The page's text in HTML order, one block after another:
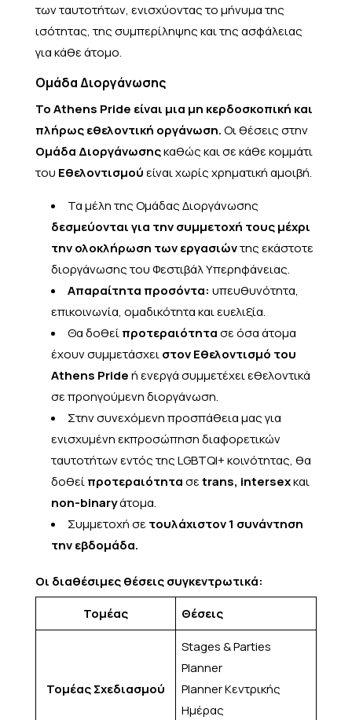
των ταυτοτήτων, ενισχύοντας το μήνυμα της
ισότητας, της συμπερίληψης και της ασφάλειας
για κάθε άτομο.
Ομάδα Διοργάνωσης
Το Athens Pride είναι μια μη κερδοσκοπική και
πλήρωςεθελοντική οργάνωση.Οι θέσεις στην
Ομάδα Διοργάνωσηςκαθώς και σε κάθε κομμάτι
του Εθελοντισμούείναι χωρίς χρηματική αμοιβή.
Τα μέλη της Ομάδας Διοργάνωσης
δεσμεύονται για την συμμετοχή τους μέχρι
την ολοκλήρωση των εργασιώντης εκάστοτε
διοργάνωσης του Φεστιβάλ Υπερηφάνειας.
Απαραίτητα προσόντα: υπευθυνότητα,
επικοινωνία, ομαδικότητα και ευελιξία.
Θα δοθείπροτεραιότητασε όσα άτομα
έχουν συμμετάσχειστον Εθελοντισμό του
Athens Prideή ενεργά συμμετέχει εθελοντικά
σε προηγούμενη διοργάνωση.
Στην συνεχόμενη προσπάθεια μας για
ενισχυμένη εκπροσώπηση διαφορετικών
ταυτοτήτων εντός της LGBTQI+ κοινότητας, θα
δοθείπροτεραιότητασεtrans, intersexκαι
non-binaryάτομα.
Συμμετοχή σε τουλάχιστον 1 συνάντηση
την εβδομάδα.
Οι διαθέσιμες θέσεις συγκεντρωτικά:
Τομέας
Θέσεις
Τομέας Σχεδιασμού
Stages & Parties
Planner
Planner Κεντρικής
Ημέρας